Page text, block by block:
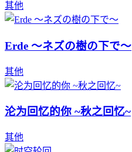
其他
Erde ～ネズの樹の下で～
其他
沦为回忆的你 ~秋之回忆~
其他